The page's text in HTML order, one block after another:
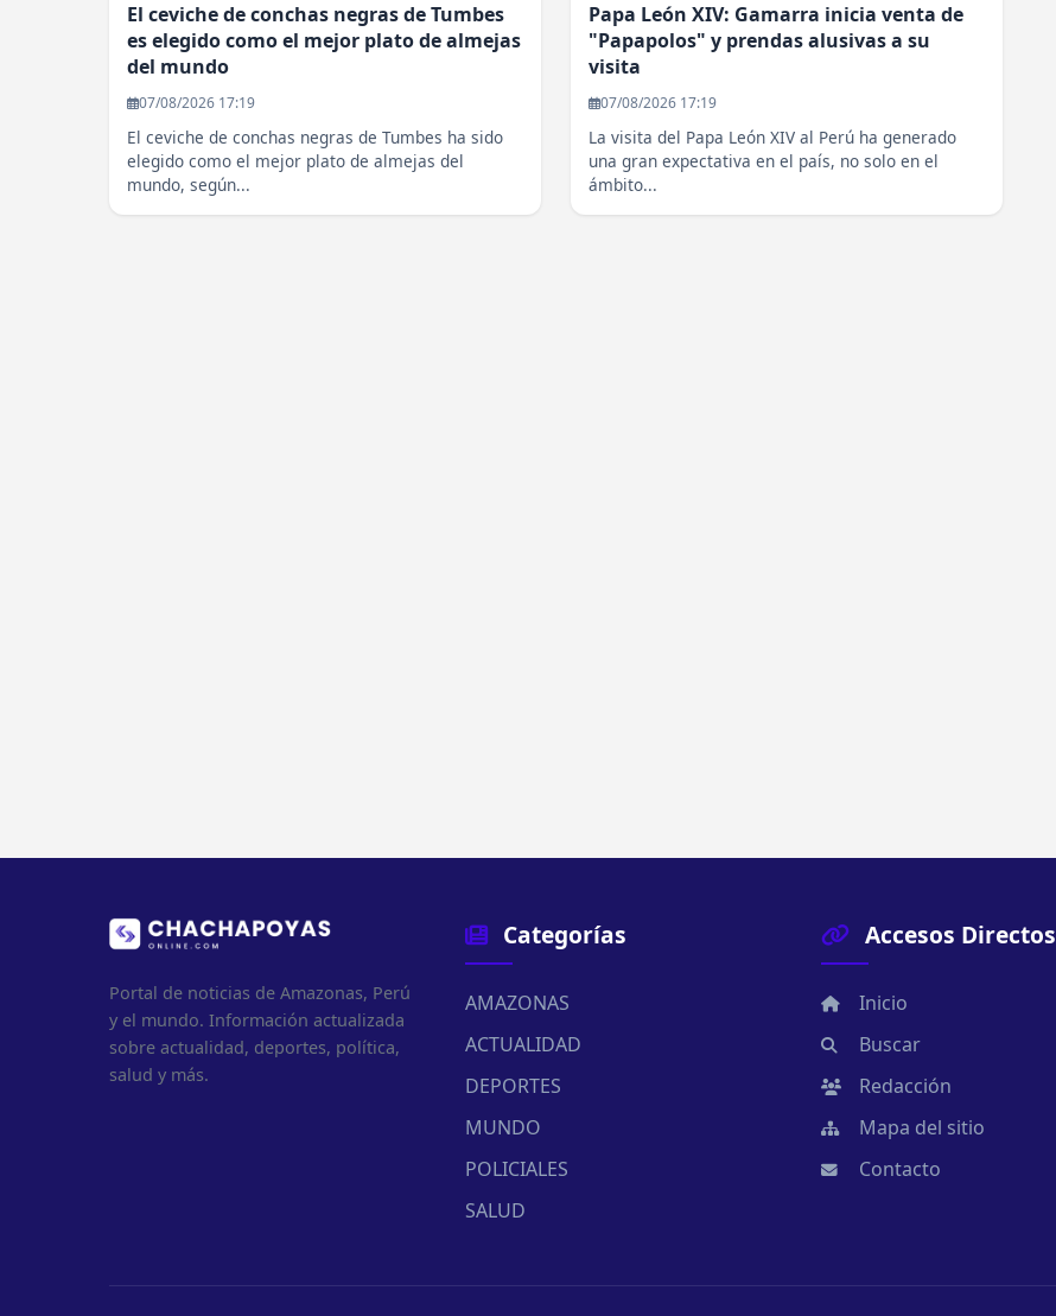
El ceviche de conchas negras de Tumbes
es elegido como el mejor plato de almejas
del mundo
07/08/2026 17:19
El ceviche de conchas negras de Tumbes ha sido
elegido como el mejor plato de almejas del
mundo, según...
Papa León XIV: Gamarra inicia venta de
"Papapolos" y prendas alusivas a su
visita
07/08/2026 17:19
La visita del Papa León XIV al Perú ha generado
una gran expectativa en el país, no solo en el
ámbito...
Portal de noticias de Amazonas, Perú
y el mundo. Información actualizada
sobre actualidad, deportes, política,
salud y más.
Categorías
AMAZONAS
ACTUALIDAD
DEPORTES
MUNDO
POLICIALES
SALUD
Accesos Directos
Inicio
Buscar
Redacción
Mapa del sitio
Contacto